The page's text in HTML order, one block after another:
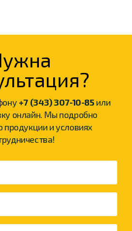
+7 (343) 307-10-85 или
онлайн. Мы подробно
продукции и условиях